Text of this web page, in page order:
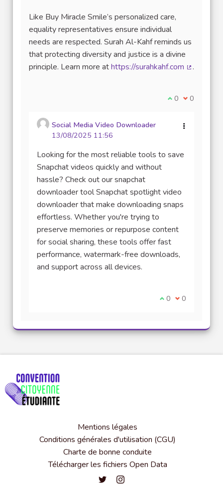
Like Buy Miracle Smile’s personalized care,
equality representatives ensure individual
needs are respected. Surah Al-Kahf reminds us
that protecting diversity and justice is a divine
principle. Learn more athttps://surahkahf.com .
Je suis d'accord
0 Je ne suis
0
Social Media Video Downloader
13/08/2025 11:56
Looking for the most reliable tools to save
Snapchat videos quickly and without
hassle? Check out our snapchat
downloader tool Snapchat spotlight video
downloader that make downloading snaps
effortless. Whether you're trying to
preserve memories or repurpose content
for social sharing, these tools offer fast
performance, watermark-free downloads,
and support across all devices.
Je suis d'accord
0 Je ne suis
0
Mentions légales
Conditions générales d'utilisation (CGU)
Charte de bonne conduite
Télécharger les fichiers Open Data
Convention citoyenne étudiante
Convention citoyenne